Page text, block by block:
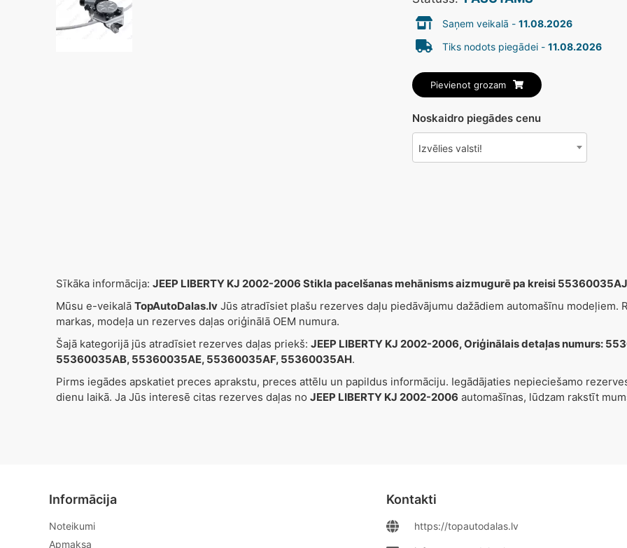
Saņem veikalā -11.08.2026
Tiks nodots piegādei -11.08.2026
Pievienot grozam
Noskaidro piegādes cenu
Izvēlies valsti!
Sīkāka informācija: JEEP LIBERTY KJ 2002-2006 Stikla pacelšanas mehānisms aizmugurē pa kreisi
Mūsu e-veikalā TopAutoDalas.lv Jūs atradīsiet plašu rezerves daļu piedāvājumu dažādiem automašīnu
markas, modeļa un rezerves daļas oriģinālā OEM numura.
Šajā kategorijā jūs atradīsiet rezerves daļas priekš: JEEP LIBERTY KJ 2002-2006, Oriģinālais detaļas numurs:
55360035AB, 55360035AE, 55360035AF, 55360035AH.
Pirms iegādes apskatiet preces aprakstu, preces attēlu un papildus informāciju. Iegādājaties nepieciešamo
dienu laikā. Ja Jūs interesē citas rezerves daļas no JEEP LIBERTY KJ 2002-2006 automašīnas, lūdzam rakstīt
Informācija
Noteikumi
Apmaksa
Kontakti
https://topautodalas.lv